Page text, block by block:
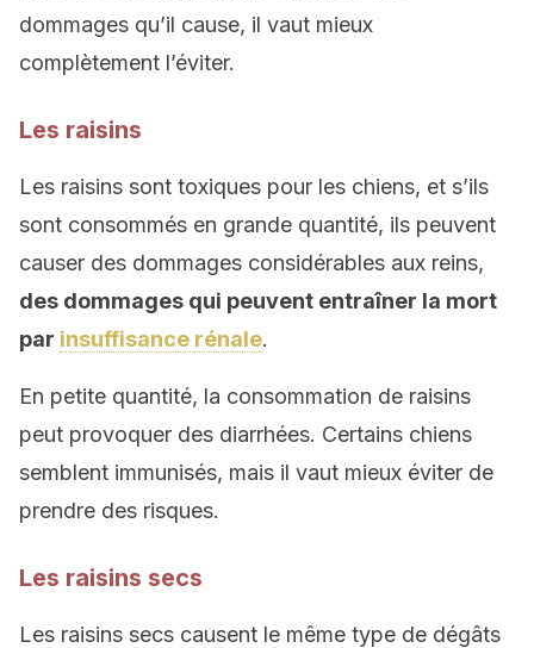
dommages qu’il cause, il vaut mieux
complètement l’éviter.
Les raisins
Les raisins sont toxiques pour les chiens, et s’ils
sont consommés en grande quantité, ils peuvent
causer des dommages considérables aux reins,
des dommages qui peuvent entraîner la mort
par insuffisance rénale.
En petite quantité, la consommation de raisins
peut provoquer des diarrhées. Certains chiens
semblent immunisés, mais il vaut mieux éviter de
prendre des risques.
Les raisins secs
Les raisins secs causent le même type de dégâts